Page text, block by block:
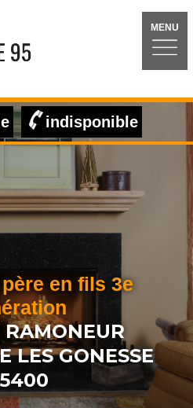
MENU
indisponible
en fils 3e
LES GONESSE